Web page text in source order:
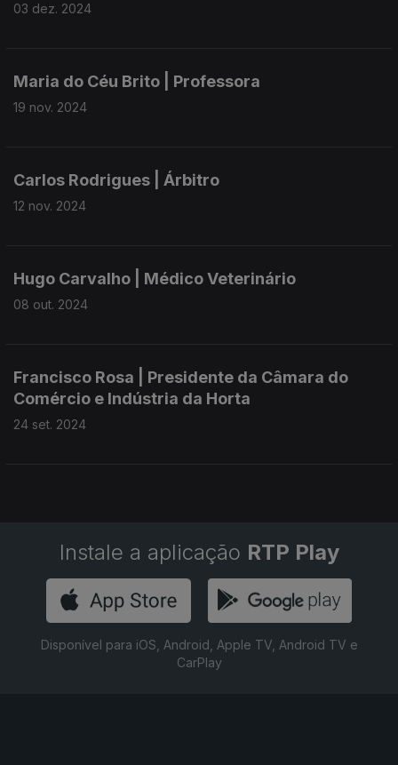
03 dez. 2024
Maria do Céu Brito | Professora
19 nov. 2024
Carlos Rodrigues | Árbitro
12 nov. 2024
Hugo Carvalho | Médico Veterinário
08 out. 2024
Francisco Rosa | Presidente da Câmara do
Comércio e Indústria da Horta
24 set. 2024
Instale a aplicação RTP Play
Disponível para iOS, Android, Apple TV, Android TV e
CarPlay